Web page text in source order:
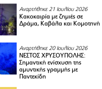
Αναρτήθηκε 21 Ιουλίου 2026
Κακοκαιρία με ζημιές σε
Δράμα, Καβάλα και Κομοτηνή
Αναρτήθηκε 20 Ιουλίου 2026
ΝΕΣΤΟΣ ΧΡΥΣΟΥΠΟΛΗΣ:
Σημαντική ενίσχυση της
αμυντικής γραμμής με
Παντεκίδη